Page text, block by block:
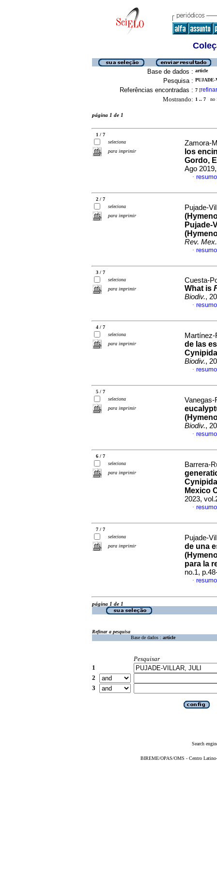
Base de dados : article
Pesquisa :
Referências encontradas : 7 [refinar
Mostrando: 1 .. 7 no
página 1 de 1
1 / 7
seleciona
para imprimir
Zamora-
los
Gordo,
Ago
·
2 / 7
seleciona
para imprimir
Pujade-
Pujade-
Rev.
·
3 / 7
seleciona
para imprimir
Cuesta-
What is
Biodiv.,
·
4 / 7
seleciona
para imprimir
de las
Biodiv.,
·
5 / 7
seleciona
para imprimir
Biodiv.,
·
6 / 7
seleciona
para imprimir
Barrera-
Mexico
2023,
·
7 / 7
seleciona
para imprimir
Pujade-
de una
para la
no.1,
·
página 1 de 1
Refinar a pesquisa
Base de dados : article
Pesquisar
1
2
3
Search
BIREME/OPAS/OMS - Centro Latino-